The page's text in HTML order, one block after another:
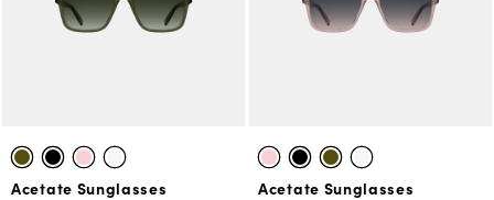
Acetate Sunglasses Acetate Sunglasses